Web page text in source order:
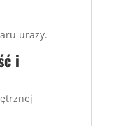
urazy.
i